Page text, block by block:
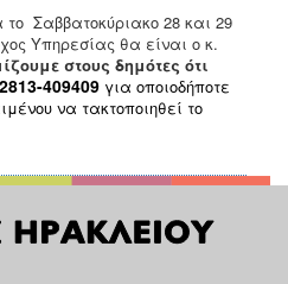
Σαββατοκύριακο 28 και 29
Υπηρεσίας θα είναι ο κ.
στους δημότες ότι
2813-409409 για οποιοδήποτε
να τακτοποιηθεί το